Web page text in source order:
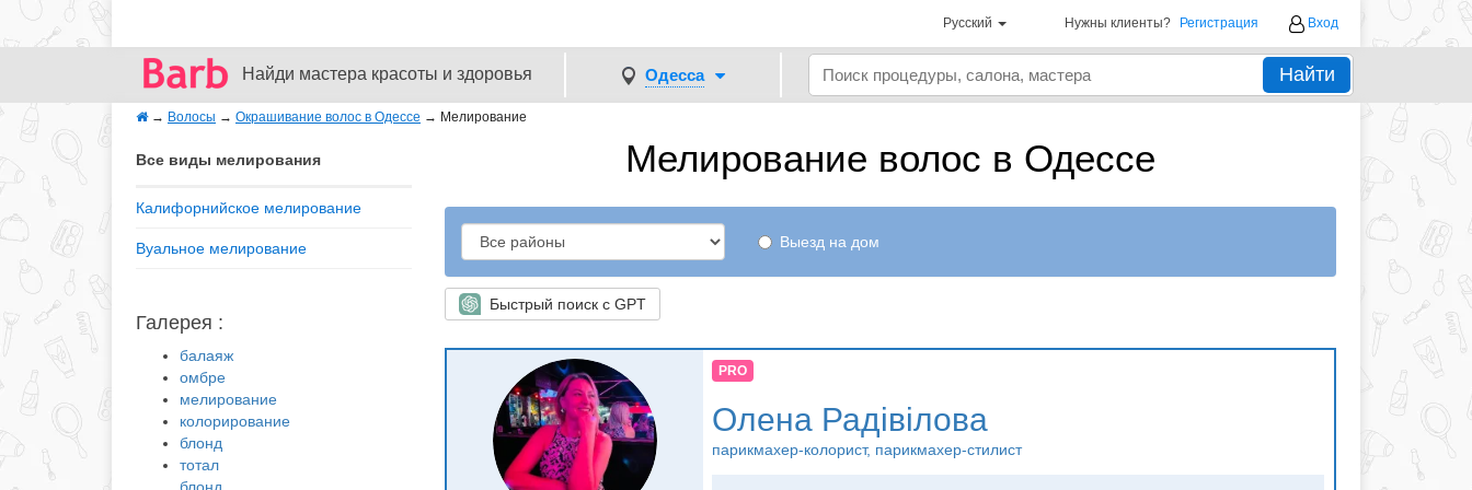
Русский Нужны клиенты? Регистрация Вход
Найди мастера красоты и здоровья Одесса Найти
→ Волосы → Окрашивание волос в Одессе → Мелирование
Мелирование волос в Одессе
Выезд на дом
Быстрый поиск с GPT
Все виды мелирования
Калифорнийское мелирование
Вуальное мелирование
Галерея :
балаяж
омбре
мелирование
колорирование
блонд
тотал
PRO
Олена Радівілова
парикмахер-колорист, парикмахер-стилист